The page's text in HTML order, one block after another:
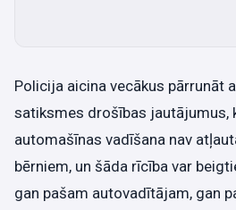
Policija aicina vecākus pārrunāt
satiksmes drošības jautājumus,
automašīnas vadīšana nav
bērniem, un šāda rīcība var
gan pašam autovadītājam, gan